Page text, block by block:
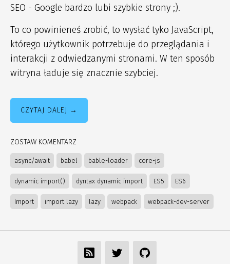
SEO - Google bardzo lubi szybkie strony ;).
To co powinieneś zrobić, to wysłać tyko JavaScript,
którego użytkownik potrzebuje do przeglądania i
interakcji z odwiedzanymi stronami. W ten sposób
witryna ładuje się znacznie szybciej.
CZYTAJ DALEJ
ZOSTAW KOMENTARZ
async/await babel bable-loader core-js
dynamic import() dyntax dynamic import ES5 ES6
Import import lazy lazy webpack webpack-dev-server